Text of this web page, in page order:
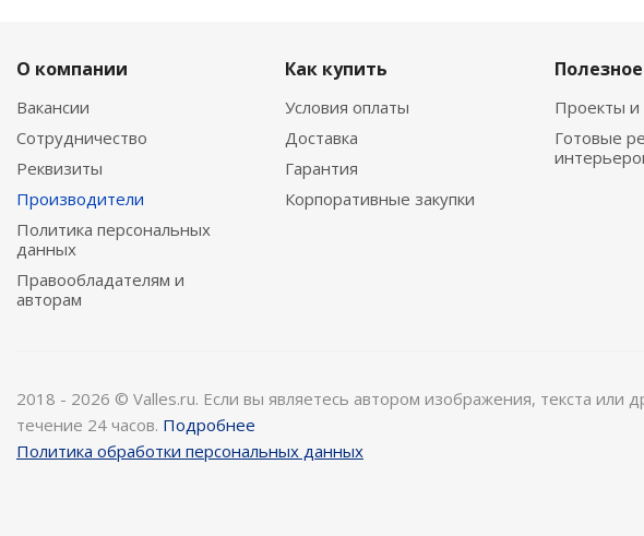
О компании
Вакансии
Сотрудничество
Реквизиты
Производители
Политика персональных
данных
Правообладателям и
авторам
Как купить
Условия оплаты
Доставка
Гарантия
Корпоративные закупки
Полезное
Проекты и
Готовые
2018 - 2026 © Valles.ru. Если вы являетесь автором изображения, текста
течение 24 часов. Подробнее
Политика обработки персональных данных